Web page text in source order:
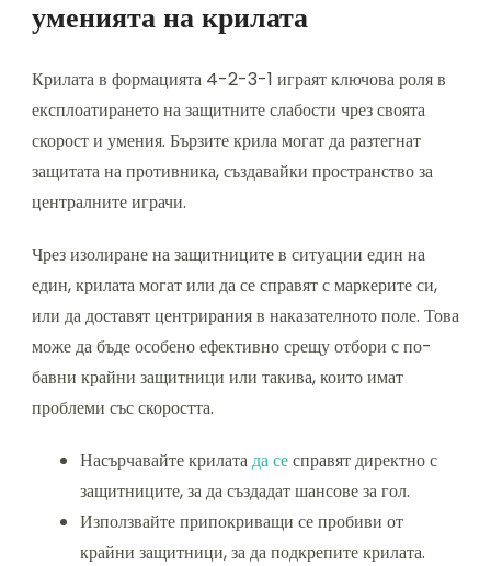
уменията на крилата
Крилата в формацията 4-2-3-1 играят ключова роля в
експлоатирането на защитните слабости чрез своята
скорост и умения. Бързите крила могат да разтегнат
защитата на противника, създавайки пространство за
централните играчи.
Чрез изолиране на защитниците в ситуации един на
един, крилата могат или да се справят с маркерите си,
или да доставят центрирания в наказателното поле. Това
може да бъде особено ефективно срещу отбори с по-
бавни крайни защитници или такива, които имат
проблеми със скоростта.
Насърчавайте крилатада сесправят директно с
защитниците, за да създадат шансове за гол.
Използвайте припокриващи се пробиви от
крайни защитници, за да подкрепите крилата.